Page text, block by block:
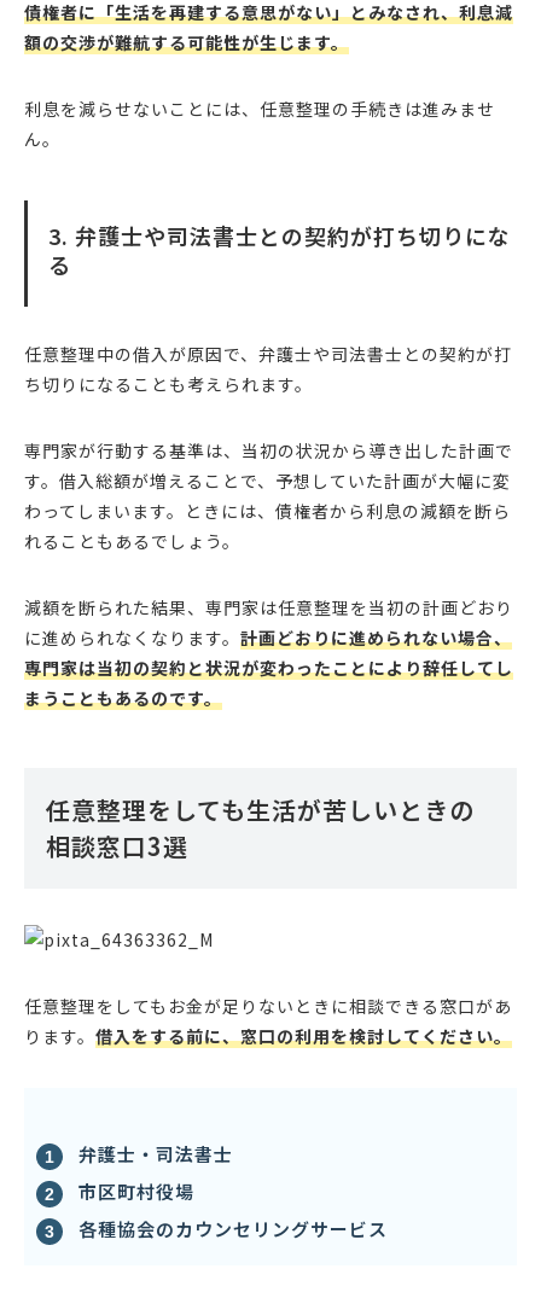
債権者に「生活を再建する意思がない」とみなされ、利息減
額の交渉が難航する可能性が生じます。
利息を減らせないことには、任意整理の手続きは進みませ
ん。
3. 弁護士や司法書士との契約が打ち切りにな
る
任意整理中の借入が原因で、弁護士や司法書士との契約が打
ち切りになることも考えられます。
専門家が行動する基準は、当初の状況から導き出した計画で
す。借入総額が増えることで、予想していた計画が大幅に変
わってしまいます。ときには、債権者から利息の減額を断ら
れることもあるでしょう。
減額を断られた結果、専門家は任意整理を当初の計画どおり
に進められなくなります。 計画どおりに進められない場合、
専門家は当初の契約と状況が変わったことにより辞任してし
まうこともあるのです。
任意整理をしても生活が苦しいときの
相談窓口3選
任意整理をしてもお金が足りないときに相談できる窓口があ
ります。 借入をする前に、窓口の利用を検討してください。
弁護士・司法書士
市区町村役場
各種協会のカウンセリングサービス